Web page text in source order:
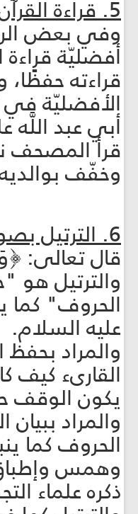
5. قراءة القرآن في المصحف:
وفي بعض
أفضليّة قراءة
قراءته
الأفضليّة في
أبي عبد
قرأ المصحف
وخفّف
6. الترتيل بصوتٍ حسن:
قال تعالى:
والترتيل هو
الحروف" كما
عليه السلام.
والمراد
القارى‏ء كيف
يكون الوقف
والمراد
الحروف كما
وهمس
ذكره علماء